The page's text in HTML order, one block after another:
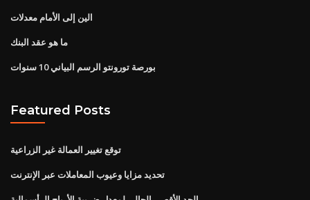
الين إلى الأمام معدلات
ما هو عقد البنك
بورصة تورونتو الرسم البياني 10 سنوات
Featured Posts
توقع تغيير العمالة غير الزراعية
تحديد مزايا وعيوب المعاملات عبر الإنترنت